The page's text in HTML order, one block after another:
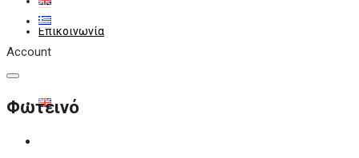
Επικοινωνία
Account
Φωτεινό